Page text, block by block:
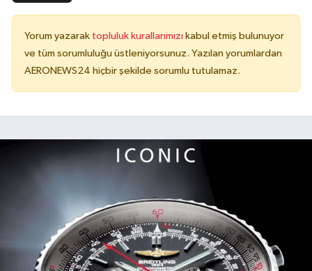
Yorum yazarak topluluk kurallarımızı kabul etmiş bulunuyor
ve tüm sorumluluğu üstleniyorsunuz. Yazılan yorumlardan
AERONEWS24 hiçbir şekilde sorumlu tutulamaz.